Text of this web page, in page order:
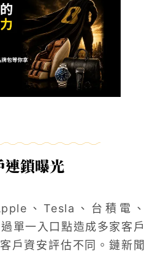
連鎖曝光
、Tesla、台積電、
單一入口點造成多家客戶
戶資安評估不同。鏈新聞